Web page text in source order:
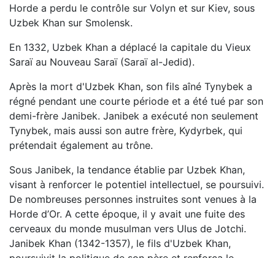
Horde a perdu le contrôle sur Volyn et sur Kiev, sous
Uzbek Khan sur Smolensk.
En 1332, Uzbek Khan a déplacé la capitale du Vieux
Saraï au Nouveau Saraï (Saraï al-Jedid).
Après la mort d'Uzbek Khan, son fils aîné Tynybek a
régné pendant une courte période et a été tué par son
demi-frère Janibek. Janibek a exécuté non seulement
Tynybek, mais aussi son autre frère, Kydyrbek, qui
prétendait également au trône.
Sous Janibek, la tendance établie par Uzbek Khan,
visant à renforcer le potentiel intellectuel, se poursuivi.
De nombreuses personnes instruites sont venues à la
Horde d’Or. A cette époque, il y avait une fuite des
cerveaux du monde musulman vers Ulus de Jotchi.
Janibek Khan (1342-1357), le fils d'Uzbek Khan,